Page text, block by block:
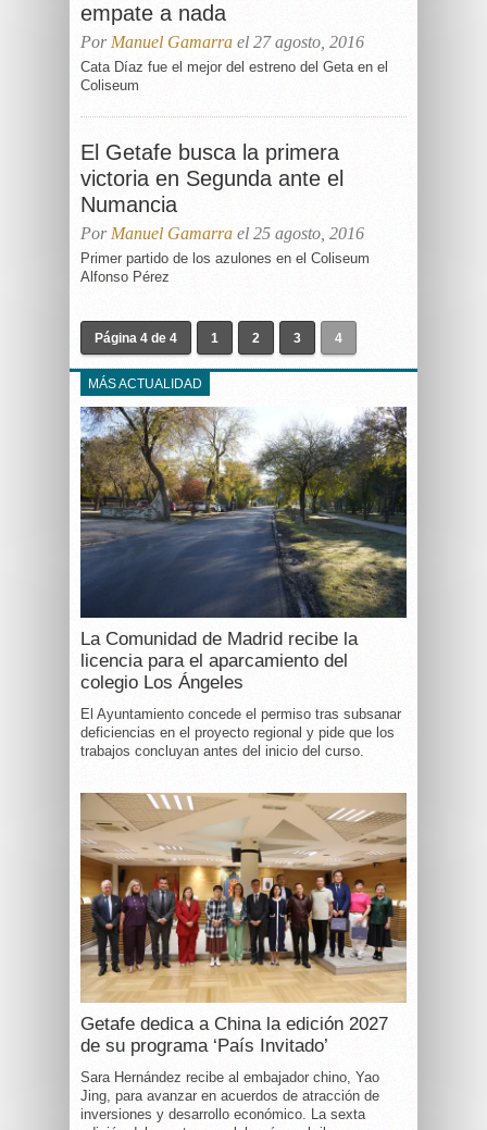
empate a nada
Por Manuel Gamarra el 27 agosto, 2016
Cata Díaz fue el mejor del estreno del Geta en el
Coliseum
El Getafe busca la primera
victoria en Segunda ante el
Numancia
Por Manuel Gamarra el 25 agosto, 2016
Primer partido de los azulones en el Coliseum
Alfonso Pérez
Página 4 de 4 1 2 3 4
MÁS ACTUALIDAD
La Comunidad de Madrid recibe la
licencia para el aparcamiento del
colegio Los Ángeles
El Ayuntamiento concede el permiso tras subsanar
deficiencias en el proyecto regional y pide que los
trabajos concluyan antes del inicio del curso.
Getafe dedica a China la edición 2027
de su programa ‘País Invitado’
Sara Hernández recibe al embajador chino, Yao
Jing, para avanzar en acuerdos de atracción de
inversiones y desarrollo económico. La sexta